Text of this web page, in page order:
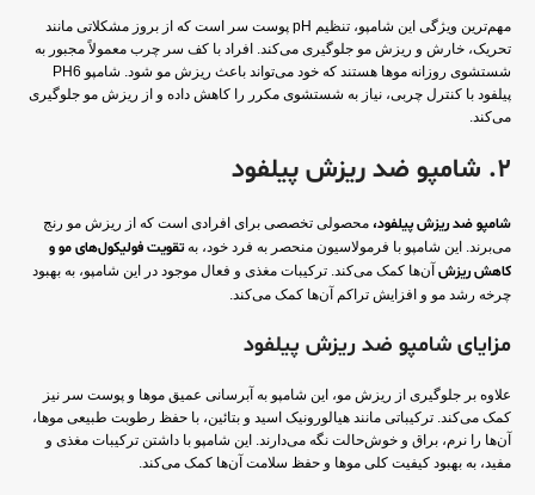
مهم‌ترین ویژگی این شامپو، تنظیم pH پوست سر است که از بروز مشکلاتی مانند
تحریک، خارش و ریزش مو جلوگیری می‌کند. افراد با کف سر چرب معمولاً مجبور به
شستشوی روزانه موها هستند که خود می‌تواند باعث ریزش مو شود. شامپو PH6
پیلفود با کنترل چربی، نیاز به شستشوی مکرر را کاهش داده و از ریزش مو جلوگیری
می‌کند.
2. شامپو ضد ریزش پیلفود
شامپو ضد ریزش پیلفود، محصولی تخصصی برای افرادی است که از ریزش مو رنج
می‌برند. این شامپو با فرمولاسیون منحصر به فرد خود، به تقویت فولیکول‌های مو و
کاهش ریزش آن‌ها کمک می‌کند. ترکیبات مغذی و فعال موجود در این شامپو، به بهبود
چرخه رشد مو و افزایش تراکم آن‌ها کمک می‌کند.
مزایای شامپو ضد ریزش پیلفود
علاوه بر جلوگیری از ریزش مو، این شامپو به آبرسانی عمیق موها و پوست سر نیز
کمک می‌کند. ترکیباتی مانند هیالورونیک اسید و بتائین، با حفظ رطوبت طبیعی موها،
آن‌ها را نرم، براق و خوش‌حالت نگه می‌دارند. این شامپو با داشتن ترکیبات مغذی و
مفید، به بهبود کیفیت کلی موها و حفظ سلامت آن‌ها کمک می‌کند.